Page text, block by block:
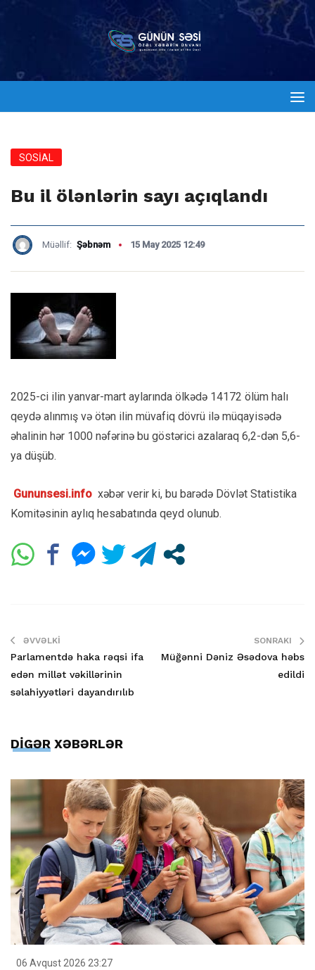
SOSİAL
Bu il ölənlərin sayı açıqlandı
Müəllif: Şəbnəm 15 May 2025 12:49
2025-ci ilin yanvar-mart aylarında ölkədə 14172 ölüm halı
qeydə alınmış və ötən ilin müvafiq dövrü ilə müqayisədə
əhalinin hər 1000 nəfərinə bu göstərici azalaraq 6,2-dən 5,6-
ya düşüb.
Gununsesi.info xəbər verir ki, bu barədə Dövlət Statistika
Komitəsinin aylıq hesabatında qeyd olunub.
ƏVVƏLKI
Parlamentdə haka rəqsi ifa
edən millət vəkillərinin
səlahiyyətləri dayandırılıb
SONRAKI
Müğənni Dəniz Əsədova həbs
edildi
DİGƏR XƏBƏRLƏR
06 Avqust 2026 23:27